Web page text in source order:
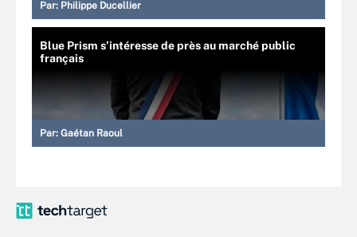
Par: Philippe Ducellier
Blue Prism s’intéresse de près au marché public
français
Par: Gaétan Raoul